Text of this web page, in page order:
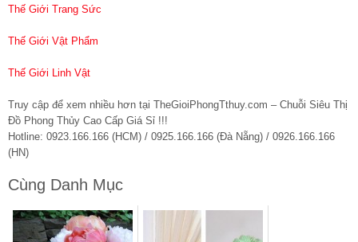
Thế Giới Trang Sức
Thế Giới Vật Phẩm
Thế Giới Linh Vật
Truy cập để xem nhiều hơn tại TheGioiPhongTthuy.com – Chuỗi Siêu Thị
Đồ Phong Thủy Cao Cấp Giá Sỉ !!!
Hotline: 0923.166.166 (HCM) / 0925.166.166 (Đà Nẵng) / 0926.166.166
(HN)
Cùng Danh Mục